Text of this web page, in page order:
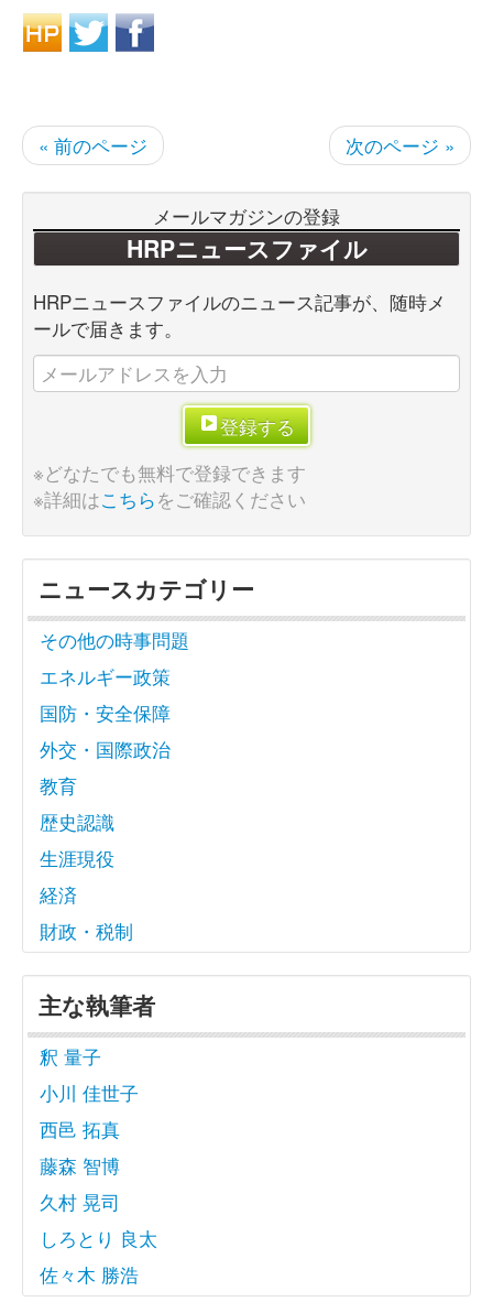
« 前のページ 次のページ »
メールマガジンの登録
HRPニュースファイル
HRPニュースファイルのニュース記事が、随時メ
ールで届きます。
登録する
※どなたでも無料で登録できます
※詳細はこちらをご確認ください
ニュースカテゴリー
その他の時事問題
エネルギー政策
国防・安全保障
外交・国際政治
教育
歴史認識
生涯現役
経済
財政・税制
主な執筆者
釈 量子
小川 佳世子
西邑 拓真
藤森 智博
久村 晃司
しろとり 良太
佐々木 勝浩